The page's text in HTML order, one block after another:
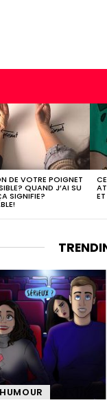
DE VOTRE POIGNET
QUAND J’AI SU
SIGNIFIE?
HUMOUR